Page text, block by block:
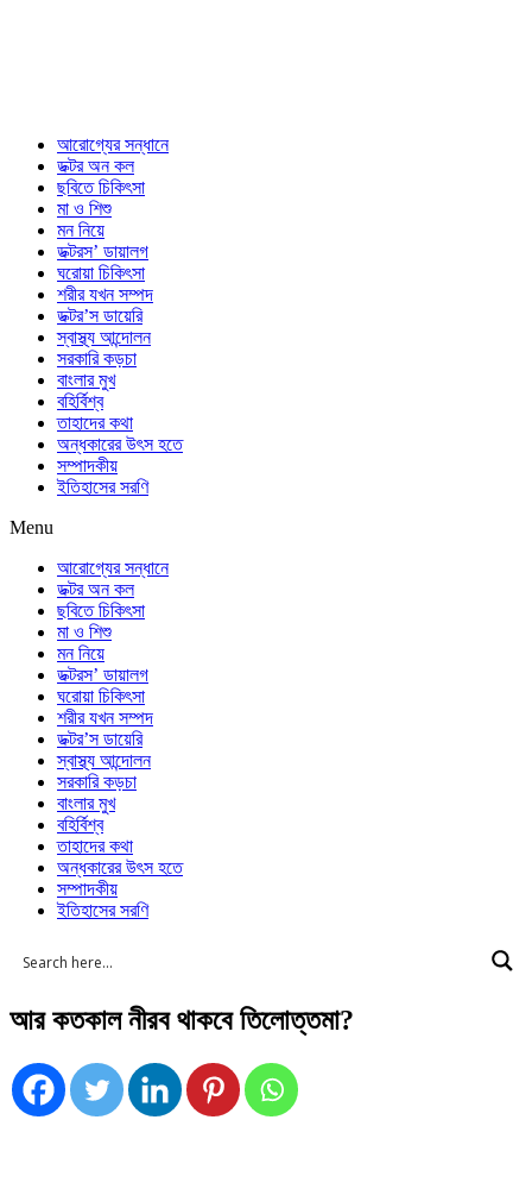
আরোগ্যের সন্ধানে
ডক্টর অন কল
ছবিতে চিকিৎসা
মা ও শিশু
মন নিয়ে
ডক্টরস’ ডায়ালগ
ঘরোয়া চিকিৎসা
শরীর যখন সম্পদ
ডক্টর’স ডায়েরি
স্বাস্থ্য আন্দোলন
সরকারি কড়চা
বাংলার মুখ
বহির্বিশ্ব
তাহাদের কথা
অন্ধকারের উৎস হতে
সম্পাদকীয়
ইতিহাসের সরণি
Menu
আরোগ্যের সন্ধানে
ডক্টর অন কল
ছবিতে চিকিৎসা
মা ও শিশু
মন নিয়ে
ডক্টরস’ ডায়ালগ
ঘরোয়া চিকিৎসা
শরীর যখন সম্পদ
ডক্টর’স ডায়েরি
স্বাস্থ্য আন্দোলন
সরকারি কড়চা
বাংলার মুখ
বহির্বিশ্ব
তাহাদের কথা
অন্ধকারের উৎস হতে
সম্পাদকীয়
ইতিহাসের সরণি
আর কতকাল নীরব থাকবে তিলোত্তমা?